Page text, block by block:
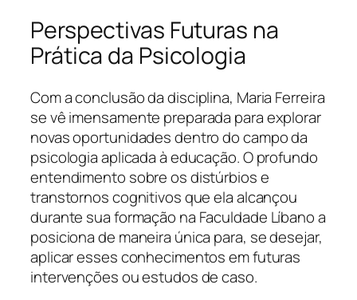
Perspectivas Futuras na
Prática da Psicologia
Com a conclusão da disciplina, Maria Ferreira
se vê imensamente preparada para explorar
novas oportunidades dentro do campo da
psicologia aplicada à educação. O profundo
entendimento sobre os distúrbios e
transtornos cognitivos que ela alcançou
durante sua formação na Faculdade Líbano a
posiciona de maneira única para, se desejar,
aplicar esses conhecimentos em futuras
intervenções ou estudos de caso.